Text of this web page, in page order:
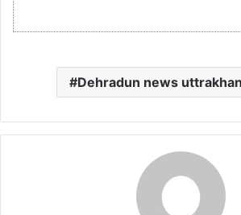
Dehradun news